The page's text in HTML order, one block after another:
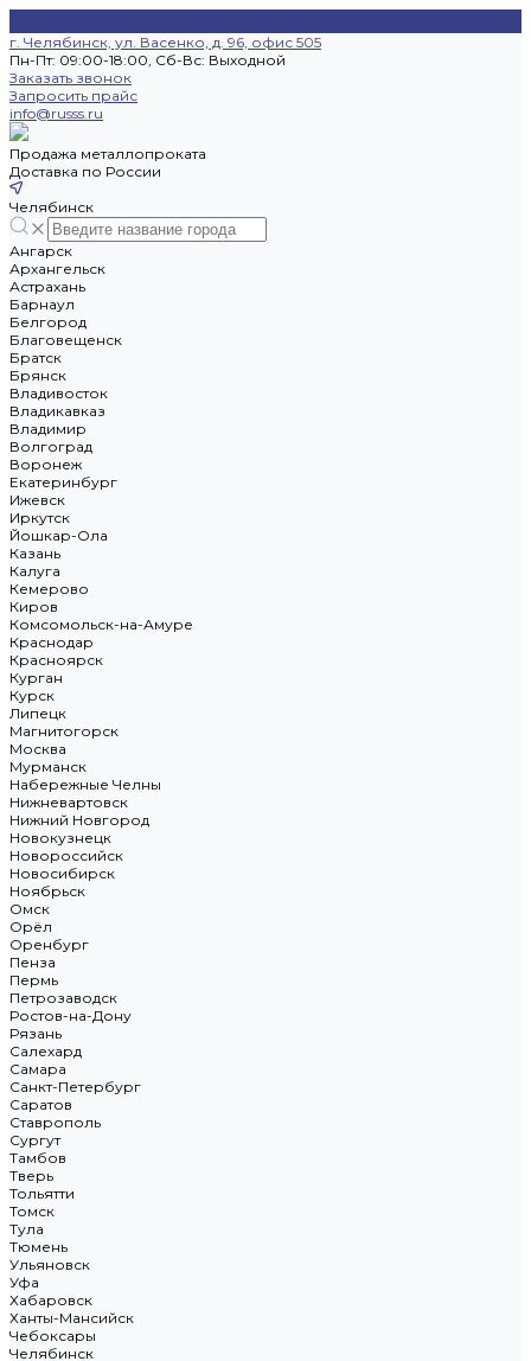
г. Челябинск, ул. Васенко, д. 96, офис 505
Пн-Пт: 09:00-18:00, Cб-Вс: Выходной
Заказать звонок
Запросить прайс
info@russs.ru
Продажа металлопроката
Доставка по России
Челябинск
Ангарск
Архангельск
Астрахань
Барнаул
Белгород
Благовещенск
Братск
Брянск
Владивосток
Владикавказ
Владимир
Волгоград
Воронеж
Екатеринбург
Ижевск
Иркутск
Йошкар-Ола
Казань
Калуга
Кемерово
Киров
Комсомольск-на-Амуре
Краснодар
Красноярск
Курган
Курск
Липецк
Магнитогорск
Москва
Мурманск
Набережные Челны
Нижневартовск
Нижний Новгород
Новокузнецк
Новороссийск
Новосибирск
Ноябрьск
Омск
Орёл
Оренбург
Пенза
Пермь
Петрозаводск
Ростов-на-Дону
Рязань
Салехард
Самара
Санкт-Петербург
Саратов
Ставрополь
Сургут
Тамбов
Тверь
Тольятти
Томск
Тула
Тюмень
Ульяновск
Уфа
Хабаровск
Ханты-Мансийск
Чебоксары
Челябинск